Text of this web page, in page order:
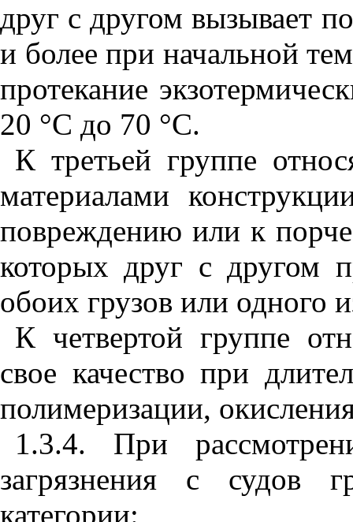
друг с другом вызывает
и более при начальной
протекание
20 °С до 70 °С.
К третьей группе
материалами
повреждению или к
которых друг с другом
обоих грузов или одного
К четвертой группе
свое качество при
полимеризации,
1.3.4. При
загрязнения с судов
категории: